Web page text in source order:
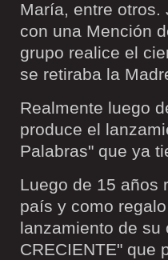
María, entre otros.
con una Mención
grupo realice el
se retiraba la
Realmente luego
produce el
Palabras" que ya
Luego de 15 años
país y como
lanzamiento de su
CRECIENTE" que